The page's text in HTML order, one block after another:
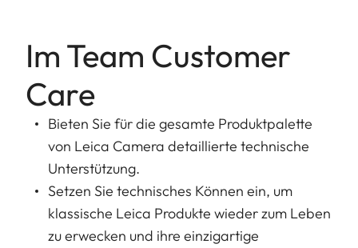
Im Team Customer
Care
Bieten Sie für die gesamte Produktpalette
von Leica Camera detaillierte technische
Unterstützung.
Setzen Sie technisches Können ein, um
klassische Leica Produkte wieder zum Leben
zu erwecken und ihre einzigartige